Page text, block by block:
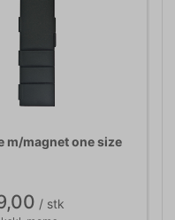
m/magnet one size
/ stk